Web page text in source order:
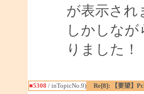
が表示され
しかしな
りました！
■5308 / inTopicNo.9) Re[8]: 【要望】